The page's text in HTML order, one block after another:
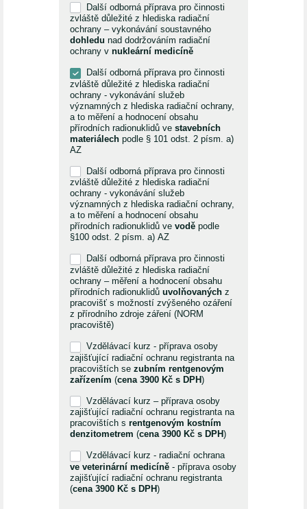
Další odborná příprava pro činnosti
zvláště důležité z hlediska radiační
ochrany – vykonávání soustavného
dohledu nad dodržováním radiační
ochrany vnukleární medicíně
Další odborná příprava pro činnosti
zvláště důležité z hlediska radiační
ochrany - vykonávání služeb
významných z hlediska radiační ochrany,
a to měření a hodnocení obsahu
přírodních radionuklidů vestavebních
materiálech podle § 101 odst. 2 písm. a)
AZ
Další odborná příprava pro činnosti
zvláště důležité z hlediska radiační
ochrany - vykonávání služeb
významných z hlediska radiační ochrany,
a to měření a hodnocení obsahu
přírodních radionuklidů vevodě podle
§100 odst. 2 písm. a) AZ
Další odborná příprava pro činnosti
zvláště důležité z hlediska radiační
ochrany – měření a hodnocení obsahu
přírodních radionuklidůuvolňovaných z
pracovišť s možností zvýšeného ozáření
z přírodního zdroje záření (NORM
pracoviště)
Vzdělávací kurz - příprava osoby
zajišťující radiační ochranu registranta na
pracovištích sezubním rentgenovým
zařízením (cena 3900 Kč s DPH)
Vzdělávací kurz – příprava osoby
zajišťující radiační ochranu registranta na
pracovištích srentgenovým kostním
denzitometrem (cena 3900 Kč s DPH)
Vzdělávací kurz - radiační ochrana
ve veterinární medicíně - příprava osoby
zajišťující radiační ochranu registranta
(cena 3900 Kč s DPH)